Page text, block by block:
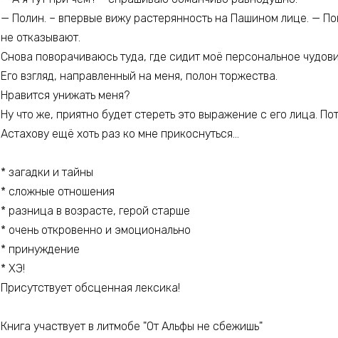
— Полин. – впервые вижу растерянность на Пашином лице. —
не отказывают.
Снова поворачиваюсь туда, где сидит моё персональное
Его взгляд, направленный на меня, полон торжества.
Нравится унижать меня?
Ну что же, приятно будет стереть это выражение с его лица.
Астахову ещё хоть раз ко мне прикоснуться…
* загадки и тайны
* сложные отношения
* разница в возрасте, герой старше
* очень откровенно и эмоционально
* принуждение
* ХЭ!
Присутствует обсценная лексика!
Книга участвует в литмобе "От Альфы не сбежишь"